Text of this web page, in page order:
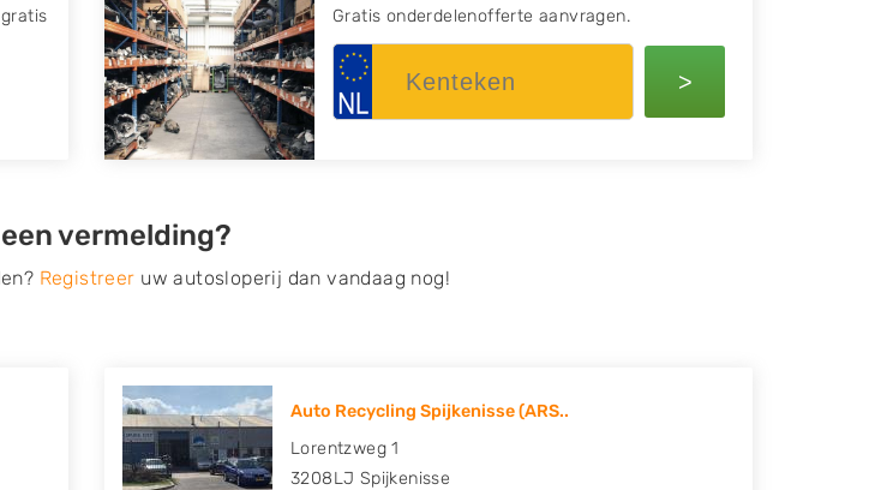
sloop
op te
Wij
uw
Gratis onderdelenofferte aanvragen.
>
een vermelding?
Registreer uw autosloperij dan vandaag nog!
Auto Recycling Spijkenisse (ARS..
Lorentzweg 1
3208LJ Spijkenisse